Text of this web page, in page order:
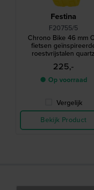
Festina
F20755/5
Chrono Bike 46 mm
fietsen
roestvrijstalen quartz
chronograaf
225,-
● Op voorraad
Vergelijk
Bekijk Product